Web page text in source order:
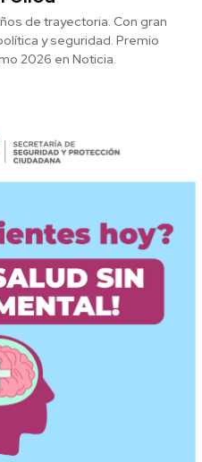
de trayectoria. Con gran
y seguridad. Premio
2026 en Noticia.